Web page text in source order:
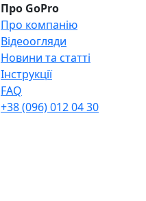
Про GoPro
Про компанію
Відеоогляди
Новини та статті
Інструкції
FAQ
+38 (096) 012 04 30